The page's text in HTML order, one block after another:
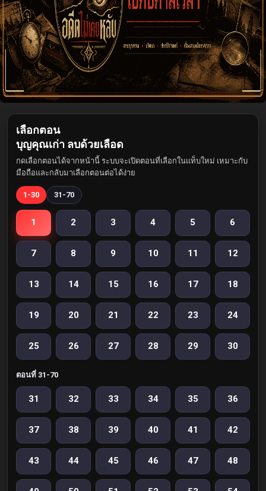
เลือกตอน
บุญคุณเก่า ลบด้วยเลือด
กดเลือกตอนได้จากหน้านี้ ระบบจะเปิดตอนที่เลือกในแท็บใหม่ เหมาะกับ
มือถือและกลับมาเลือกตอนต่อได้ง่าย
1-30 31-70
1 2 3 4 5 6
7 8 9 10 11 12
13 14 15 16 17 18
19 20 21 22 23 24
25 26 27 28 29 30
ตอนที่ 31-70
31 32 33 34 35 36
37 38 39 40 41 42
43 44 45 46 47 48